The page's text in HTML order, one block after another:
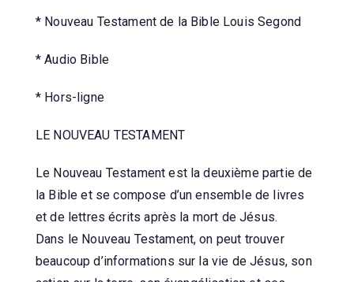
* Nouveau Testament de la Bible Louis Segond
* Audio Bible
* Hors-ligne
LE NOUVEAU TESTAMENT
Le Nouveau Testament est la deuxième partie de
la Bible et se compose d’un ensemble de livres
et de lettres écrits après la mort de Jésus.
Dans le Nouveau Testament, on peut trouver
beaucoup d’informations sur la vie de Jésus, son